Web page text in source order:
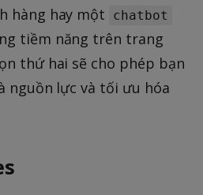
hàng hay một
chatbot
tiềm năng trên trang
thứ hai sẽ cho phép bạn
nguồn lực và tối ưu hóa